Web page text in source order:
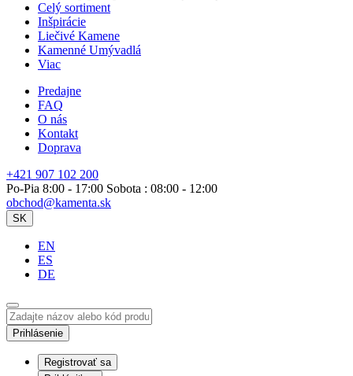
Celý sortiment
Inšpirácie
Liečivé Kamene
Kamenné Umývadlá
Viac
Predajne
FAQ
O nás
Kontakt
Doprava
+421 907 102 200
Po-Pia 8:00 - 17:00 Sobota : 08:00 - 12:00
obchod@kamenta.sk
SK
EN
ES
DE
Prihlásenie
Registrovať sa